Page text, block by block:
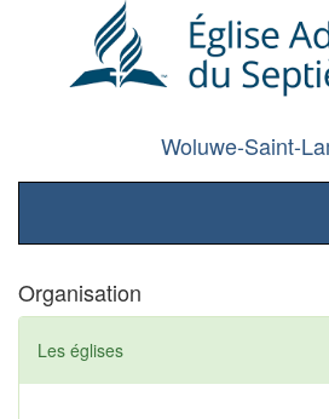
Woluwe-Saint-
Organisation
Les églises